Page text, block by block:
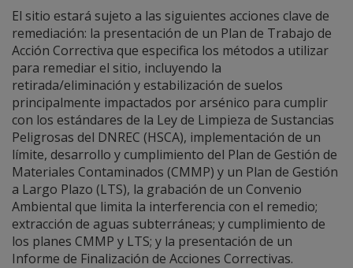
El sitio estará sujeto a las siguientes acciones clave de
remediación: la presentación de un Plan de Trabajo de
Acción Correctiva que especifica los métodos a utilizar
para remediar el sitio, incluyendo la
retirada/eliminación y estabilización de suelos
principalmente impactados por arsénico para cumplir
con los estándares de la Ley de Limpieza de Sustancias
Peligrosas del DNREC (HSCA), implementación de un
límite, desarrollo y cumplimiento del Plan de Gestión de
Materiales Contaminados (CMMP) y un Plan de Gestión
a Largo Plazo (LTS), la grabación de un Convenio
Ambiental que limita la interferencia con el remedio;
extracción de aguas subterráneas; y cumplimiento de
los planes CMMP y LTS; y la presentación de un
Informe de Finalización de Acciones Correctivas.